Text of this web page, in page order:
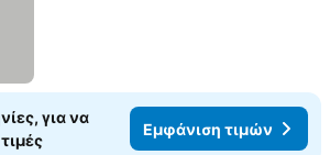
για να
Εμφάνιση τιμών